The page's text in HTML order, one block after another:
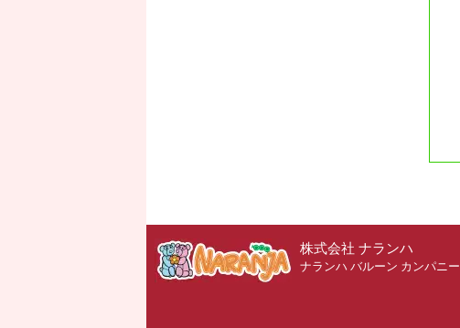
株式会社 ナランハ
ナランハ バルーン カンパニー